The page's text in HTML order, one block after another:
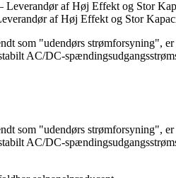
af Høj Effekt og Stor
som "udendørs strømforsyning",
AC/DC-
som "udendørs strømforsyning",
AC/DC-